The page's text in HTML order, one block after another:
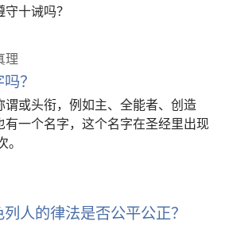
十诫吗？
理
？
谓或头衔，例如主、全能者、创造
有一个名字，这个名字在圣经里出现
人的律法是否公平公正？